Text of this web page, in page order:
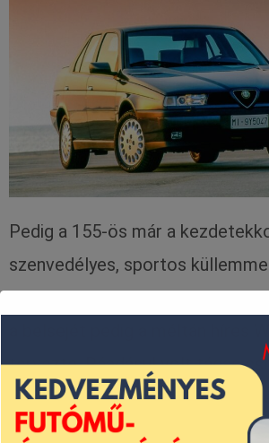
Pedig a 155-ös már a
szenvedélyes, sportos
büszkélkedhetett, a külsejét
a belsejét pedig a méltán híres
tervezte. Ráadásul volt tágas
ékalaknak köszönhetően igen
légellenállás tette még fürgébbé